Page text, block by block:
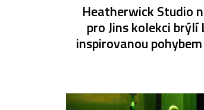
Heatherwick Studio
pro Jins kolekci brýlí
inspirovanou